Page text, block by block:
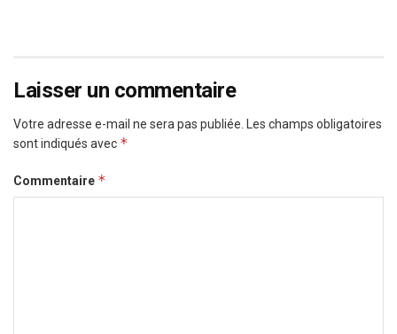
Laisser un commentaire
Votre adresse e-mail ne sera pas publiée.
Les champs obligatoires
sont indiqués avec *
Commentaire *